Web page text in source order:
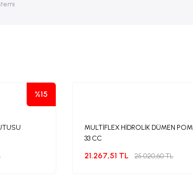
%15
MULTİFLEX HİDROLİK DÜMEN
33 CC
21.267,51 TL 25.020,60 TL